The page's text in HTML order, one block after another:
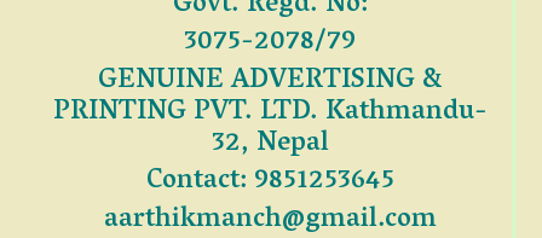
3075-2078/79
GENUINE ADVERTISING &
PRINTING PVT. LTD. Kathmandu-
32, Nepal
Contact: 9851253645
aarthikmanch@gmail.com